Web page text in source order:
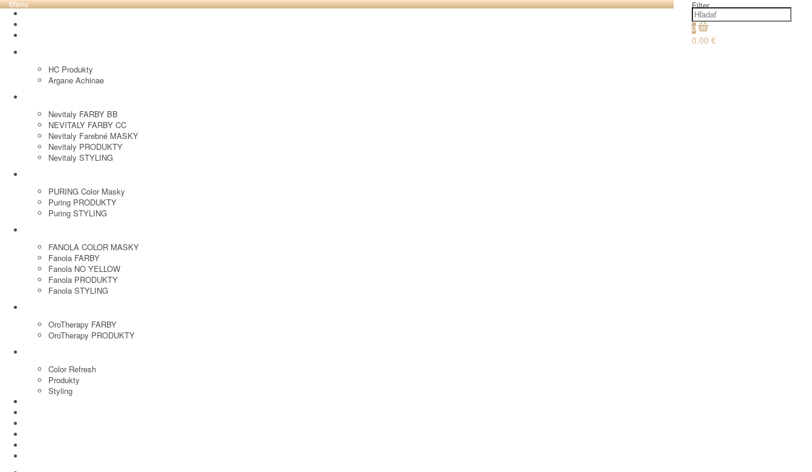
Menu
HC Produkty
Argane Achinae
Nevitaly FARBY BB
NEVITALY FARBY CC
Nevitaly Farebné MASKY
Nevitaly PRODUKTY
Nevitaly STYLING
PURING Color Masky
Puring PRODUKTY
Puring STYLING
FANOLA COLOR MASKY
Fanola FARBY
Fanola NO YELLOW
Fanola PRODUKTY
Fanola STYLING
OroTherapy FARBY
OroTherapy PRODUKTY
Color Refresh
Produkty
Styling
Filter
0
0.00 €